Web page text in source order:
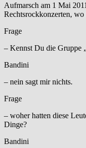
Aufmarsch am 1 Mai
Rechtsrockkonzerten,
Frage
– Kennst Du die Gruppe
Bandini
– nein sagt mir nichts.
Frage
– woher hatten diese
Dinge?
Bandini